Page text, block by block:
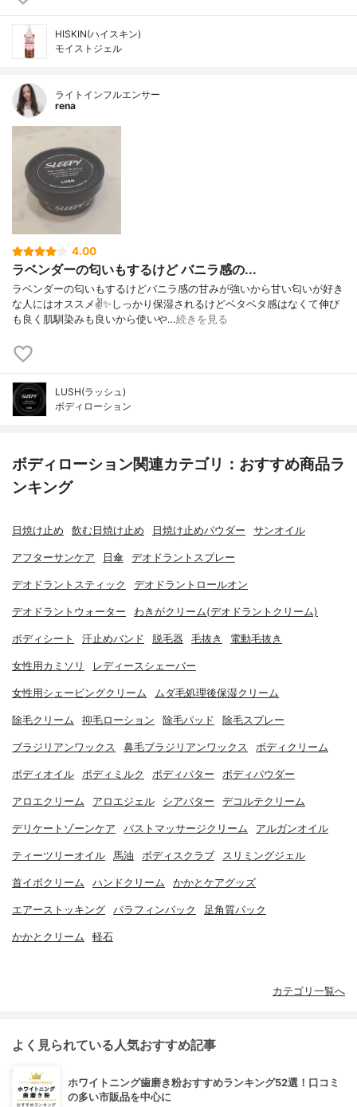
HISKIN(ハイスキン)
モイストジェル
ライトインフルエンサー
rena
4.00
ラベンダーの匂いもするけど バニラ感の...
ラベンダーの匂いもするけどバニラ感の甘みが強いから甘い匂いが好き
な人にはオススメ✌️✨しっかり保湿されるけどベタベタ感はなくて伸び
も良く肌馴染みも良いから使いや…続きを見る
LUSH(ラッシュ)
ボディローション
ボディローション関連カテゴリ：おすすめ商品ラ
ンキング
日焼け止め 飲む日焼け止め 日焼け止めパウダー サンオイル
アフターサンケア 日傘 デオドラントスプレー
デオドラントスティック デオドラントロールオン
デオドラントウォーター わきがクリーム(デオドラントクリーム)
ボディシート 汗止めバンド 脱毛器 毛抜き 電動毛抜き
女性用カミソリ レディースシェーバー
女性用シェービングクリーム ムダ毛処理後保湿クリーム
除毛クリーム 抑毛ローション 除毛パッド 除毛スプレー
ブラジリアンワックス 鼻毛ブラジリアンワックス ボディクリーム
ボディオイル ボディミルク ボディバター ボディパウダー
アロエクリーム アロエジェル シアバター デコルテクリーム
デリケートゾーンケア バストマッサージクリーム アルガンオイル
ティーツリーオイル 馬油 ボディスクラブ スリミングジェル
首イボクリーム ハンドクリーム かかとケアグッズ
エアーストッキング パラフィンパック 足角質パック
かかとクリーム 軽石
カテゴリ一覧へ
よく見られている人気おすすめ記事
ホワイトニング歯磨き粉おすすめランキング52選！口コミ
の多い市販品を中心に